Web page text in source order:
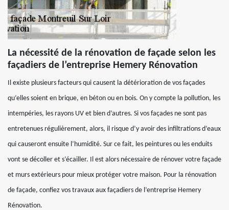
La nécessité de la rénovation de façade selon les
façadiers de l’entreprise Hemery Rénovation
Il existe plusieurs facteurs qui causent la détérioration de vos façades
qu’elles soient en brique, en béton ou en bois. On y compte la pollution, les
intempéries, les rayons UV et bien d’autres. Si vos façades ne sont pas
entretenues régulièrement, alors, il risque d’y avoir des infiltrations d’eaux
qui causeront ensuite l’humidité. Sur ce fait, les peintures ou les enduits
vont se décoller et s’écailler. Il est alors nécessaire de rénover votre façade
et murs extérieurs pour mieux protéger votre maison. Pour la rénovation
de façade, confiez vos travaux aux façadiers de l’entreprise Hemery
Rénovation.